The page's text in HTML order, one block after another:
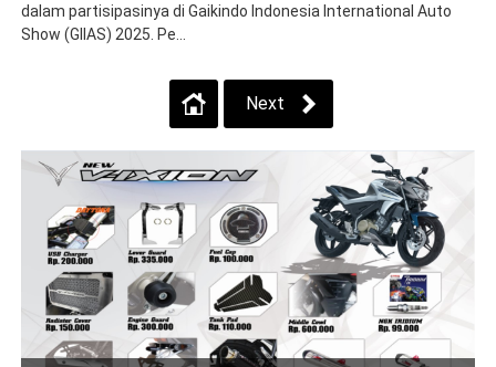
dalam partisipasinya di Gaikindo Indonesia International Auto
Show (GIIAS) 2025. Pe...
Next